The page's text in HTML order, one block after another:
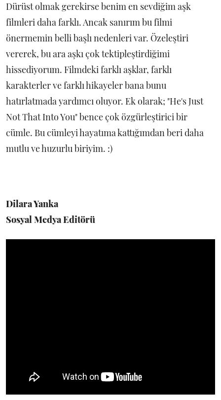
Dürüst olmak gerekirse benim en sevdiğim aşk
filmleri daha farklı. Ancak sanırım bu filmi
önermemin belli başlı nedenleri var. Özeleştiri
vererek, bu ara aşkı çok tektipleştirdiğimi
hissediyorum. Filmdeki farklı aşklar, farklı
karakterler ve farklı hikayeler bana bunu
hatırlatmada yardımcı oluyor. Ek olarak; "He's Just
Not That Into You" bence çok özgürleştirici bir
cümle. Bu cümleyi hayatıma kattığımdan beri daha
mutlu ve huzurlu biriyim. :)
Dilara Yanka
Sosyal Medya Editörü